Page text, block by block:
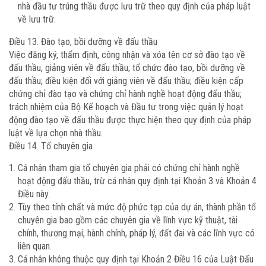
nhà đầu tư trúng thầu được lưu trữ theo quy định của pháp luật
về lưu trữ.
Điều 13. Đào tạo, bồi dưỡng về đấu thầu
Việc đăng ký, thẩm định, công nhận và xóa tên cơ sở đào tạo về
đấu thầu, giảng viên về đấu thầu; tổ chức đào tạo, bồi dưỡng về
đấu thầu; điều kiện đối với giảng viên về đấu thầu; điều kiện cấp
chứng chỉ đào tạo và chứng chỉ hành nghề hoạt động đấu thầu;
trách nhiệm của Bộ Kế hoạch và Đầu tư trong việc quản lý hoạt
động đào tạo về đấu thầu được thực hiện theo quy định của pháp
luật về lựa chọn nhà thầu.
Điều 14. Tổ chuyên gia
Cá nhân tham gia tổ chuyên gia phải có chứng chỉ hành nghề
hoạt động đấu thầu, trừ cá nhân quy định tại Khoản 3 và Khoản 4
Điều này.
Tùy theo tính chất và mức độ phức tạp của dự án, thành phần tổ
chuyên gia bao gồm các chuyên gia về lĩnh vực kỹ thuật, tài
chính, thương mại, hành chính, pháp lý, đất đai và các lĩnh vực có
liên quan.
Cá nhân không thuộc quy định tại Khoản 2 Điều 16 của Luật Đấu